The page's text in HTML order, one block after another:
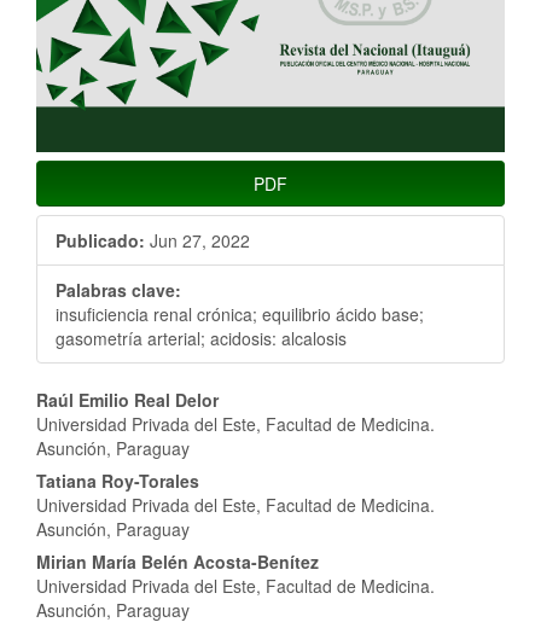
PDF
Publicado: Jun 27, 2022
Palabras clave:
insuficiencia renal crónica; equilibrio ácido base;
gasometría arterial; acidosis: alcalosis
Contenido
principal
del
artículo
Raúl Emilio Real Delor
Universidad Privada del Este, Facultad de Medicina.
Asunción, Paraguay
Tatiana Roy-Torales
Universidad Privada del Este, Facultad de Medicina.
Asunción, Paraguay
Mirian María Belén Acosta-Benítez
Universidad Privada del Este, Facultad de Medicina.
Asunción, Paraguay